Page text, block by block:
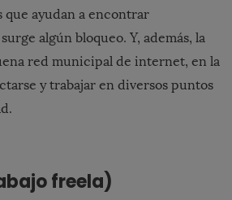
que ayudan a encontrar
algún bloqueo. Y, además, la
red municipal de internet, en la
y trabajar en diversos puntos
freela)